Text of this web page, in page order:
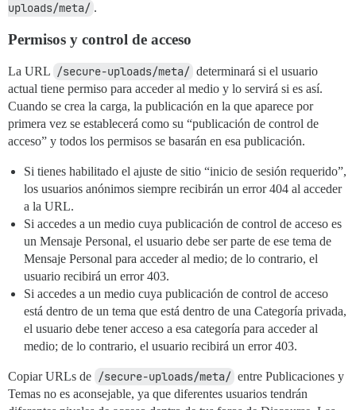
uploads/meta/ .
Permisos y control de acceso
La URL /secure-uploads/meta/ determinará si el usuario
actual tiene permiso para acceder al medio y lo servirá si es así.
Cuando se crea la carga, la publicación en la que aparece por
primera vez se establecerá como su “publicación de control de
acceso” y todos los permisos se basarán en esa publicación.
Si tienes habilitado el ajuste de sitio “inicio de sesión requerido”,
los usuarios anónimos siempre recibirán un error 404 al acceder
a la URL.
Si accedes a un medio cuya publicación de control de acceso es
un Mensaje Personal, el usuario debe ser parte de ese tema de
Mensaje Personal para acceder al medio; de lo contrario, el
usuario recibirá un error 403.
Si accedes a un medio cuya publicación de control de acceso
está dentro de un tema que está dentro de una Categoría privada,
el usuario debe tener acceso a esa categoría para acceder al
medio; de lo contrario, el usuario recibirá un error 403.
Copiar URLs de /secure-uploads/meta/ entre Publicaciones y
Temas no es aconsejable, ya que diferentes usuarios tendrán